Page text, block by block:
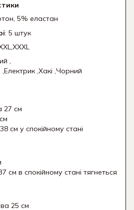
5% еластан
: 5 штук
,
,Електрик ,Хакі ,Чорний
27 см
см у спокійному стані
см в спокійному стані тягнеться
25 см